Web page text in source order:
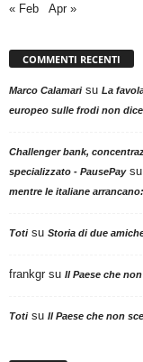
« Feb
Apr »
COMMENTI RECENTI
Marco Calamarisu La
europeo sulle frodi non dice
Challenger bank,
specializzato - PausePaysu
mentre le italiane
Totisu Storia di due
frankgr su Il Paese che
Totisu Il Paese che non